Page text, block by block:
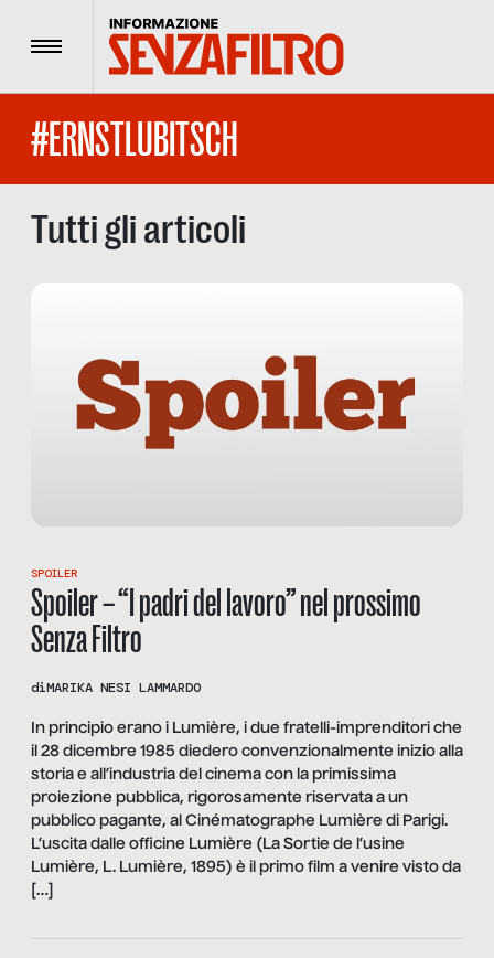
Menu
#ERNSTLUBITSCH
Tutti gli articoli
SPOILER
Spoiler – “I padri del lavoro” nel prossimo
Senza Filtro
diMARIKA NESI LAMMARDO
In principio erano i Lumière, i due fratelli-imprenditori che
il 28 dicembre 1985 diedero convenzionalmente inizio alla
storia e all’industria del cinema con la primissima
proiezione pubblica, rigorosamente riservata a un
pubblico pagante, al Cinématographe Lumière di Parigi.
L’uscita dalle officine Lumière (La Sortie de l’usine
Lumière, L. Lumière, 1895) è il primo film a venire visto da
[…]